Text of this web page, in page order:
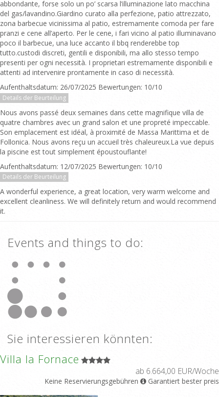
abbondante, forse solo un po’ scarsa l’illuminazione lato macchina
del gas/lavandino.Giardino curato alla perfezione, patio attrezzato,
zona barbecue vicinissima al patio, estremamente comoda per fare
pranzi e cene all’aperto. Per le cene, i fari vicino al patio illuminavano
poco il barbecue, una luce accanto il bbq renderebbe top
tutto.custodi discreti, gentili e disponibili, ma allo stesso tempo
presenti per ogni necessità. I proprietari estremamente disponibili e
attenti ad intervenire prontamente in caso di necessità.
Aufenthaltsdatum: 26/07/2025 Bewertungen: 10/10
Details der Beurteilung
Nous avons passé deux semaines dans cette magnifique villa de
quatre chambres avec un grand salon et une propreté impeccable.
Son emplacement est idéal, à proximité de Massa Marittima et de
Follonica. Nous avons reçu un accueil très chaleureux.La vue depuis
la piscine est tout simplement époustouflante!
Aufenthaltsdatum: 12/07/2025 Bewertungen: 10/10
Details der Beurteilung
A wonderful experience, a great location, very warm welcome and
excellent cleanliness. We will definitely return and would recommend
it.
Events and things to do:
Sie interessieren könnten:
Villa la Fornace
ab 6.664,00 EUR/Woche
Keine Reservierungsgebühren Garantiert bester preis